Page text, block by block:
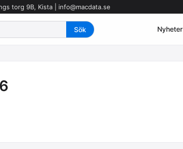
torg 9B, Kista | info@macdata.se
Nyheter